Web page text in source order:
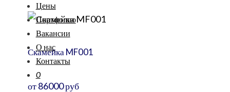
Цены
Портфолио
Вакансии
О нас
Контакты
0
Скамейка MF001
от 86000 руб